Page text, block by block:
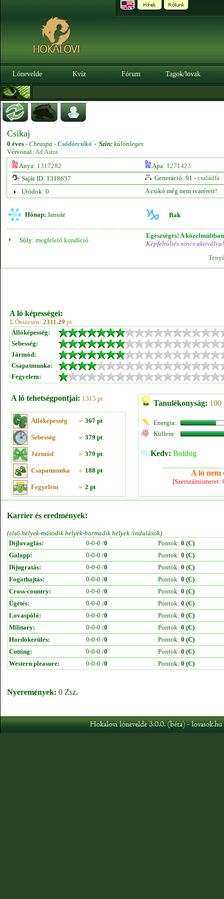
Lónevelde Kvíz Fórum Tagok/lovak
Csikaj
0 éves - Chraspa - Csődörcsikó - Szín: különleges
Vérvonal: Ad Astra
Anya: 1317282 Apa: 1271423
Saját ID: 1318637
Generáció: 91 - családfa
Utódok: 0
A csikó még nem ivarérett!
Hónap: Január Bak
Súly: megfelelő kondíció
Egészséges! A
Képfeltöltés nincs aktiválva!
A ló képességei:
Σ Összesen: 2311.29 pt
Állóképesség:
Sebesség:
Jármód:
Csapatmunka:
Fegyelem:
A ló tehetségpontjai: 1315 pt
Állóképesség » 367 pt
Sebesség » 379 pt
Jármód » 379 pt
Csapatmunka » 188 pt
Fegyelem » 2 pt
Tanulékonyság: 100
Energia:
Küllem:
Kedv: Boldog
A ló nem
Karrier és eredmények:
(első helyek-második helyek-harmadik helyek /indulások)
Díjlovaglás:
0-0-0 /0 Pontok: 0 (C)
Galopp:
0-0-0 /0 Pontok: 0 (C)
Díjugratás:
0-0-0 /0 Pontok: 0 (C)
Fogathajtás:
0-0-0 /0 Pontok: 0 (C)
Cross-country:
0-0-0 /0 Pontok: 0 (C)
Ügetés:
0-0-0 /0 Pontok: 0 (C)
Lovaspóló:
0-0-0 /0 Pontok: 0 (C)
Military:
0-0-0 /0 Pontok: 0 (C)
Hordókerülés:
0-0-0 /0 Pontok: 0 (C)
Cutting:
0-0-0 /0 Pontok: 0 (C)
Western pleasure:
0-0-0 /0 Pontok: 0 (C)
Nyeremények: 0 Zsz.